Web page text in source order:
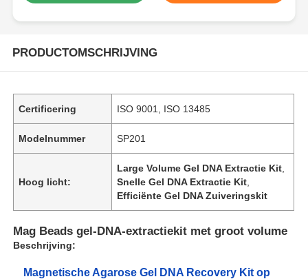
PRODUCTOMSCHRIJVING
Certificering ISO 9001, ISO 13485
Modelnummer SP201
Hoog licht:
Large Volume Gel DNA Extractie Kit
Snelle Gel DNA Extractie Kit
Efficiënte Gel DNA Zuiveringskit
Mag Beads gel-DNA-extractiekit met groot volume
Beschrijving:
Magnetische Agarose Gel DNA Recovery Kit op